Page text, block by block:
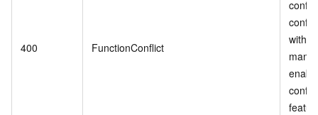
400 FunctionConflict
with